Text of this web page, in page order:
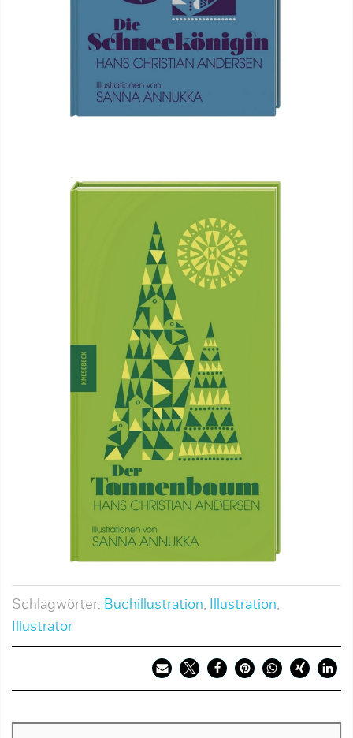
Schlagwörter: Buchillustration, Illustration,
Illustrator